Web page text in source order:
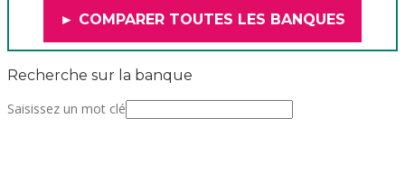
► COMPARER TOUTES LES BANQUES
Recherche sur la banque
Saisissez un mot clé